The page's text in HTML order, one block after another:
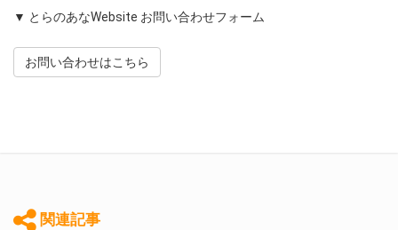
▼ とらのあなWebsite お問い合わせフォーム
お問い合わせはこちら
関連記事